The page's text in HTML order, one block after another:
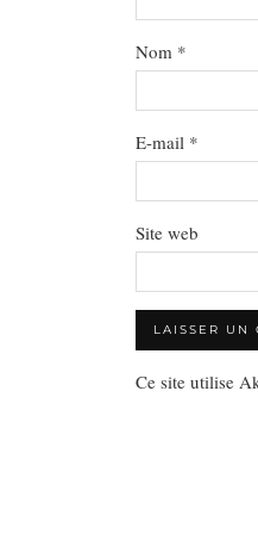
Nom *
E-mail *
Site web
Ce site utilise